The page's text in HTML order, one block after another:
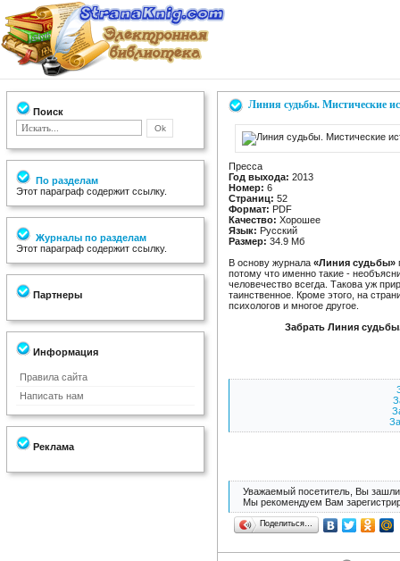
Поиск
По разделам
Этот параграф содержит ссылку.
Журналы по разделам
Этот параграф содержит ссылку.
Партнеры
Информация
Правила сайта
Написать нам
Реклама
Линия судьбы. Мистические
Пресса
Год выхода: 2013
Номер: 6
Страниц: 52
Формат: PDF
Качество: Хорошее
Язык: Русский
Размер: 34.9 Мб
В основу журнала «Линия судьбы»
потому что именно такие -
человечество всегда. Такова уж
таинственное. Кроме этого, на
психологов и многое другое.
Забрать Линия
Уважаемый посетитель, Вы зашли
Мы рекомендуем Вам
Поделиться…